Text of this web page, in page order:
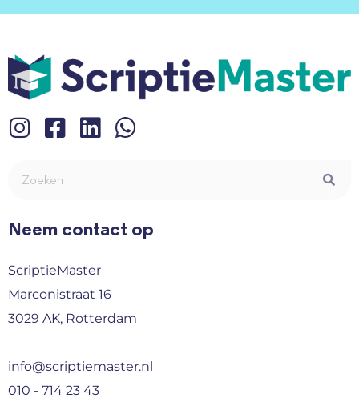
Neem contact op
ScriptieMaster
Marconistraat 16
3029 AK, Rotterdam
info@scriptiemaster.nl
010 - 714 23 43